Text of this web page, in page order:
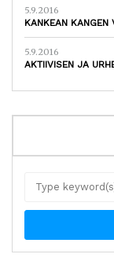
5.9.2016
KANKEAN KANGEN
5.9.2016
AKTIIVISEN JA